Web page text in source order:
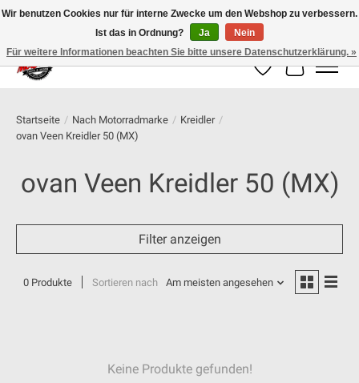
100% schweizer Onlineshop für Dein Motorrad
Wunschzettel
Ihr
Startseite / Nach Motorradmarke / Kreidler /
ovan Veen Kreidler 50 (MX)
ovan Veen Kreidler 50 (MX)
Filter anzeigen
0 Produkte Sortieren nach Am meisten angesehen
Keine Produkte gefunden!
Wir benutzen Cookies nur für interne Zwecke um den Webshop zu verbessern.
Ist das in Ordnung?
Ja
Nein
Für weitere Informationen beachten Sie bitte unsere Datenschutzerklärung. »